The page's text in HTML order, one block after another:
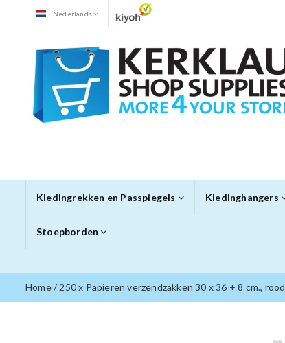
Nederlands
Kledingrekken en Passpiegels Kledinghangers
Stoepborden
Home/250 x Papieren verzendzakken 30 x 36 + 8 cm., rood